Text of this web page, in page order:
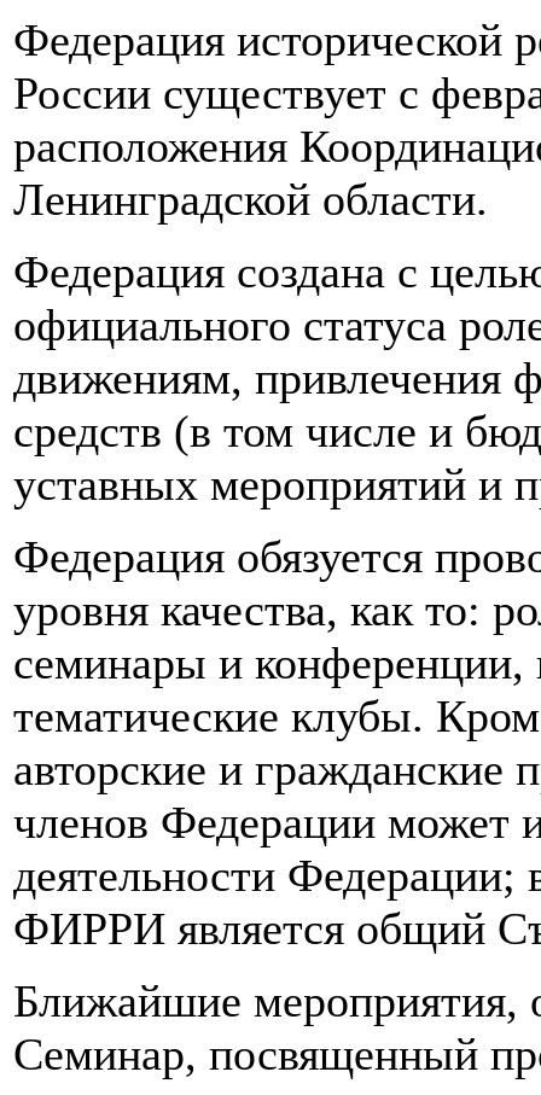
Федерация исторической
России существует с
расположения
Ленинградской области.
Федерация создана с
официального статуса
движениям, привлечения
средств (в том числе и
уставных мероприятий и
Федерация обязуется
уровня качества, как то:
семинары и конференции,
тематические клубы.
авторские и гражданские
членов Федерации может
деятельности
ФИРРИ является общий
Ближайшие
Семинар, посвященный